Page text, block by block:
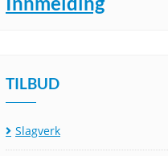
TILBUD
Slagverk